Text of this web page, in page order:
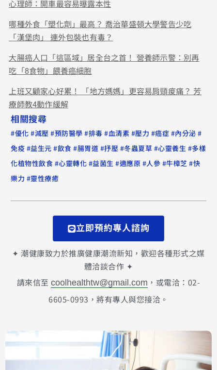
心理師：開車最容易曝露本性
哪種外食「塑化劑」最高？ 喬治華盛頓大學警告少吃
「漢堡肉」 連外包裝也有毒？
大腸癌人口「這區域」居全台之首！ 營養師示警：別再
吃「8食物」餵養癌細胞
上班又顧家心好累！ 「地方媽媽」更容易肩頸痠痛？ 芳
療師教4動作緩解
相關搜尋
#優化 #減壓 #預防醫學 #排毒 #血清素 #壓力 #癌症 #內分泌 #
免疫 #益生元 #飲食 #腸胃道 #抒壓 #冬蟲夏草 #心靈養生 #多樣
化植物性飲食 #心靈轉化 #益菌生 #適應原 #人參 #牛樟芝 #快
樂力 #靈性療癒
立即預約專人諮詢
✦ 潮健康致力於推廣健康潮流新知，歡迎各種形式之媒
體洽談合作 ✦
請來信至coolhealthtw@gmail.com ，或電洽：02-
6605-0993，將有專人與您接洽。